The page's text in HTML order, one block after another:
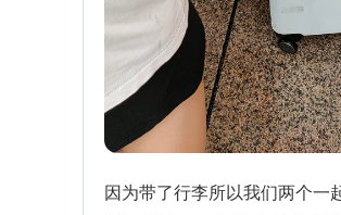
因为带了行李所以我们两个一